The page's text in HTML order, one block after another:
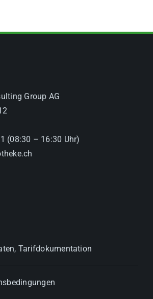
Group AG
(08:30 – 16:30 Uhr)
Tarifdokumentation